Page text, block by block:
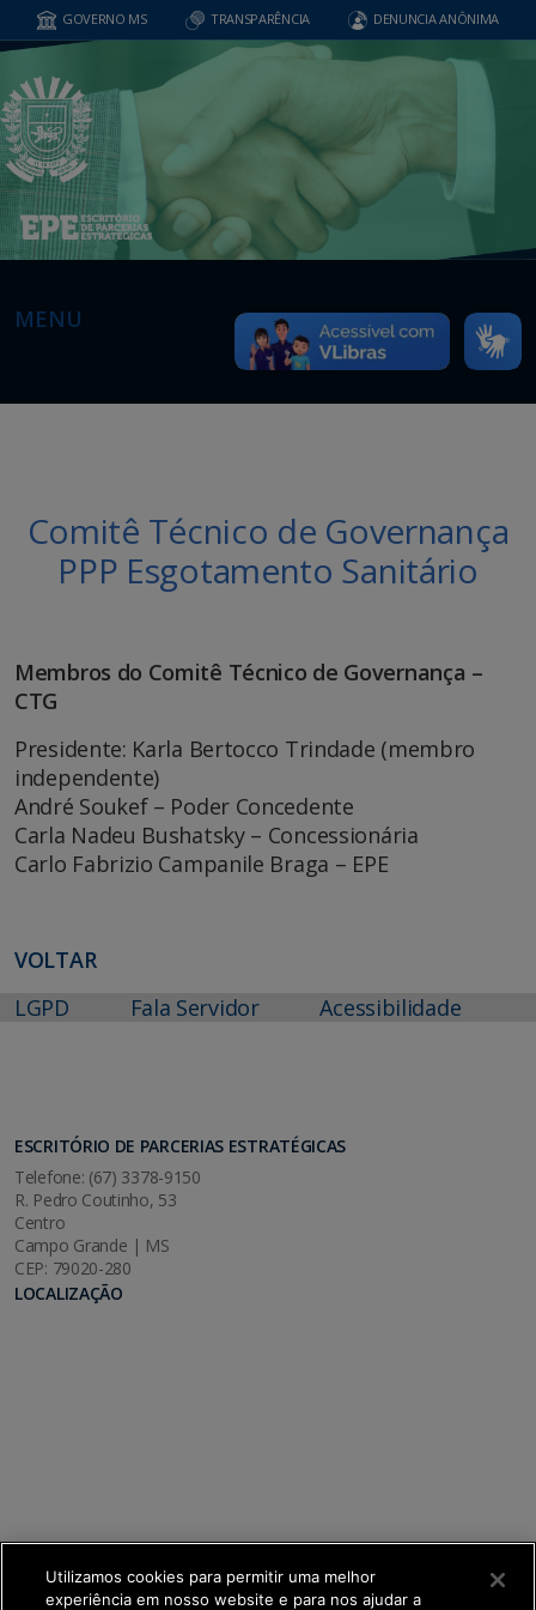
GOVERNO MS TRANSPARÊNCIA DENUNCIA ANÔNIMA
MENU
Comitê Técnico de Governança
PPP Esgotamento Sanitário
Membros do Comitê Técnico de Governança –
CTG
Presidente: Karla Bertocco Trindade (membro
independente)
André Soukef – Poder Concedente
Carla Nadeu Bushatsky – Concessionária
Carlo Fabrizio Campanile Braga – EPE
VOLTAR
LGPD
Fala Servidor Acessibilidade
ESCRITÓRIO DE PARCERIAS ESTRATÉGICAS
Telefone: (67) 3378-9150
R. Pedro Coutinho, 53
Centro
Campo Grande | MS
CEP: 79020-280
LOCALIZAÇÃO
Utilizamos cookies para permitir uma melhor
experiência em nosso website e para nos ajudar a